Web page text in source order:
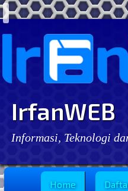
IrfanWEB
Informasi, Teknologi
Menu Utama
Home